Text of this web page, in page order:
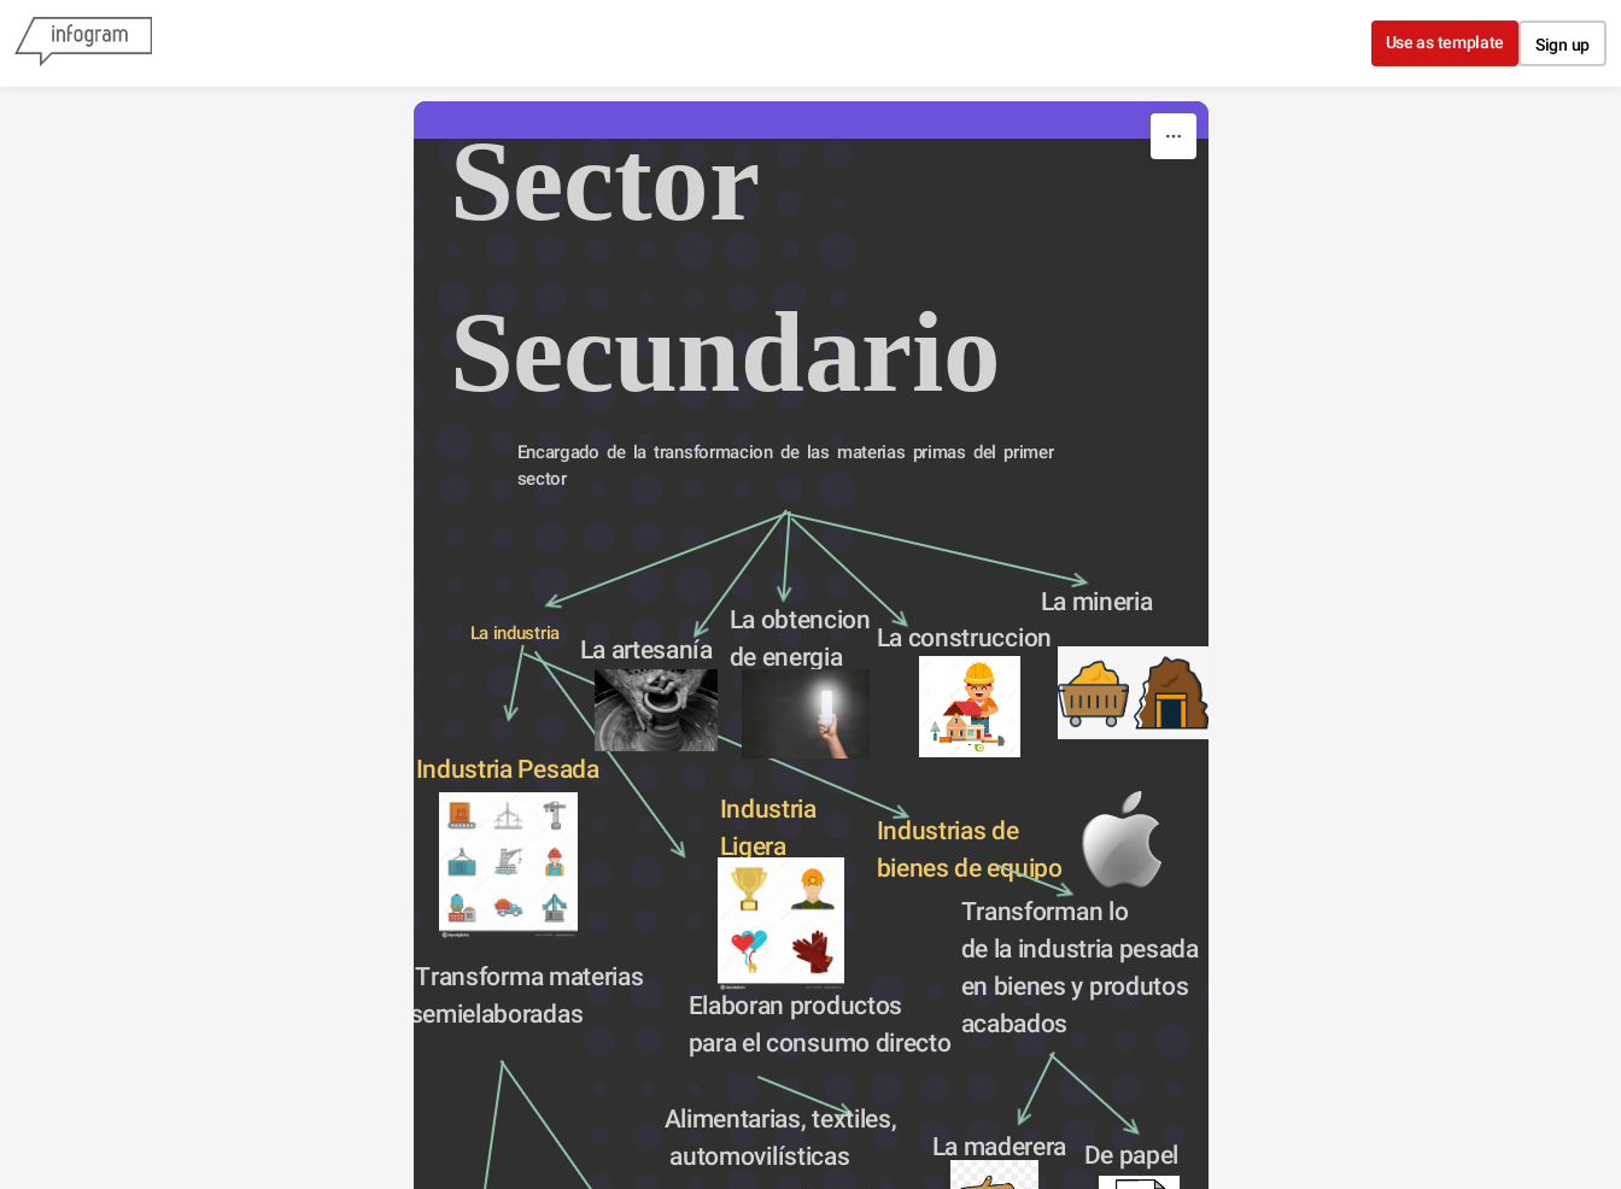
Use as template Sign up
Sector
Secundario
Encargado de la transformacion de las materias primas del primer
sector
La mineria
La obtencion
de energia
La industria La construccion
La artesanía
Industria Pesada
Industria
Ligera
Industrias de
bienes de equipo
Transforman lo
de la industria pesada
en bienes y produtos
acabados
Transforma materias
semielaboradas
Elaboran productos
para el consumo directo
Alimentarias, textiles,
automovilísticas
La maderera De papel